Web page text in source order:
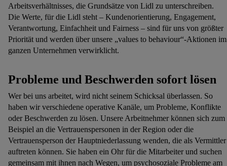
Arbeitsverhältnisses, die Grundsätze von Lidl zu unterschreiben.
Die Werte, für die Lidl steht – Kundenorientierung, Engagement,
Verantwortung, Einfachheit und Fairness – sind für uns von größter
Priorität und werden über unsere „values to behaviour“-Aktionen im
ganzen Unternehmen verwirklicht.
Probleme und Beschwerden sofort lösen
Wer bei uns arbeitet, wird nicht seinem Schicksal überlassen. So
haben wir verschiedene operative Kanäle, um Probleme, Konflikte
oder Beschwerden zu lösen. Unsere Arbeitnehmer können sich zum
Beispiel an die Vertrauenspersonen in der Region oder die
Vertrauensperson der Hauptniederlassung wenden, die als Vermittler
auftreten können. Sie haben ein Ohr für die Mitarbeiter und suchen
gemeinsam mit ihnen nach Wegen, um psychosoziale Probleme am